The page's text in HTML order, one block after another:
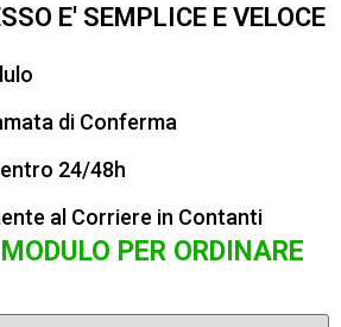
E' SEMPLICE E VELOCE
di Conferma
24/48h
al Corriere in Contanti
PER ORDINARE